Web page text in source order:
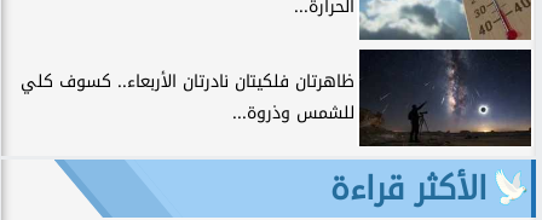
الحرارة...
ظاهرتان فلكيتان نادرتان الأربعاء.. كسوف كلي
للشمس وذروة...
الأكثر قراءة